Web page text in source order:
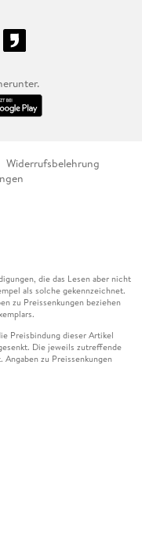
Widerrufsbelehrung
die das Lesen aber nicht
als solche gekennzeichnet.
zu Preissenkungen beziehen
Preisbindung dieser Artikel
Die jeweils zutreffende
zu Preissenkungen